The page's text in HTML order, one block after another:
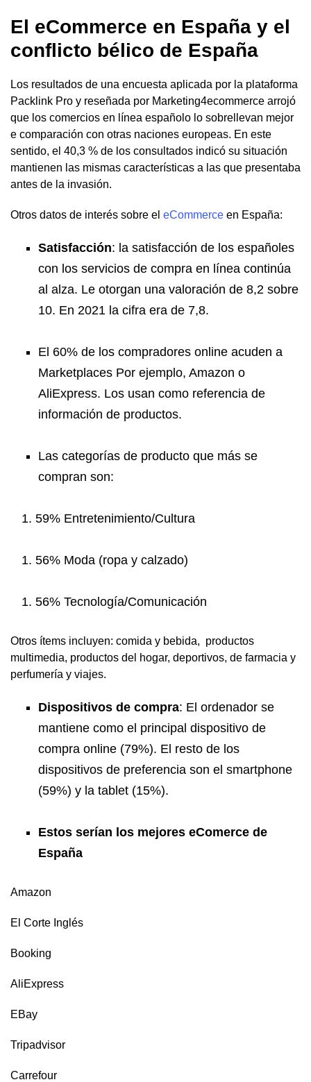
El eCommerce en España y el
conflicto bélico de España
Los resultados de una encuesta aplicada por la plataforma
Packlink Pro y reseñada por Marketing4ecommerce arrojó
que los comercios en línea españolo lo sobrellevan mejor
e comparación con otras naciones europeas. En este
sentido, el 40,3 % de los consultados indicó su situación
mantienen las mismas características a las que presentaba
antes de la invasión.
Otros datos de interés sobre el eCommerce en España:
Satisfacción: la satisfacción de los españoles
con los servicios de compra en línea continúa
al alza. Le otorgan una valoración de 8,2 sobre
10. En 2021 la cifra era de 7,8.
El 60% de los compradores online acuden a
Marketplaces Por ejemplo, Amazon o
AliExpress. Los usan como referencia de
información de productos.
Las categorías de producto que más se
compran son:
59% Entretenimiento/Cultura
56% Moda (ropa y calzado)
56% Tecnología/Comunicación
Otros ítems incluyen: comida y bebida, productos
multimedia, productos del hogar, deportivos, de farmacia y
perfumería y viajes.
Dispositivos de compra: El ordenador se
mantiene como el principal dispositivo de
compra online (79%). El resto de los
dispositivos de preferencia son el smartphone
(59%) y la tablet (15%).
Estos serían los mejores eComerce de
España
Amazon
El Corte Inglés
Booking
AliExpress
EBay
Tripadvisor
Carrefour